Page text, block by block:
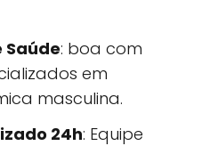
: boa com
em
masculina.
24h: Equipe